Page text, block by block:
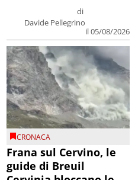
di
Davide Pellegrino
il 05/08/2026
CRONACA
Frana sul Cervino, le
guide di Breuil